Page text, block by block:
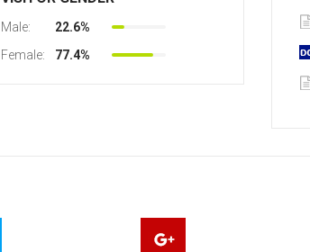
Male:
22.6%
Female:
77.4%